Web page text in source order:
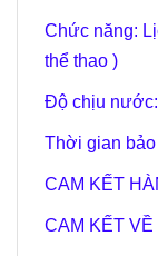
Chức năng:
thể thao )
Độ chịu nước:
Thời gian
CAM KẾT
CAM KẾT